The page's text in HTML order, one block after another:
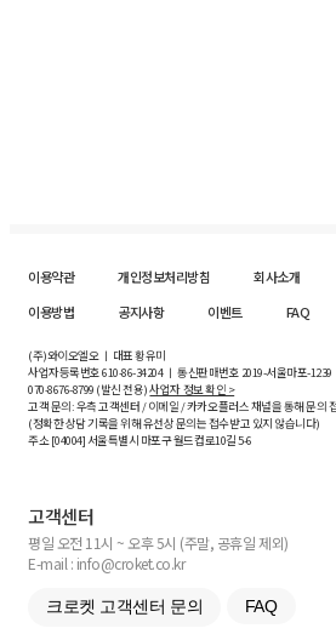
이용약관 개인정보처리방침 회사소개
이용방법
공지사항 이벤트 FAQ
(주)와이오엘오 ㅣ 대표 황유미
사업자등록번호610-86-34204ㅣ 통신판매번호 2019-서울마포-
070-8676-8799 (발신 전용)사업자 정보 확인 >
고객 문의: 우측 고객센터 / 이메일 / 카카오플러스 채널을 통해 문의
(정확한 상담 기록을 위해 유선상 문의는 접수받고 있지 않습니다)
주소 [04004] 서울특별시 마포구 월드컵로10길5-6
고객센터
평일 오전 11시 ~ 오후 5시 (주말, 공휴일 제외)
E-mail : info@croket.co.kr
크로켓 고객센터 문의 FAQ